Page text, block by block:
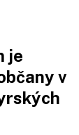
je
v